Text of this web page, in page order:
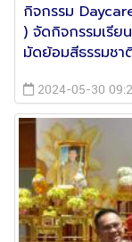
กิจกรรม
) จัดกิจกรรมเรีย
มัดย้อมสีธรรมชา
2024-05-30